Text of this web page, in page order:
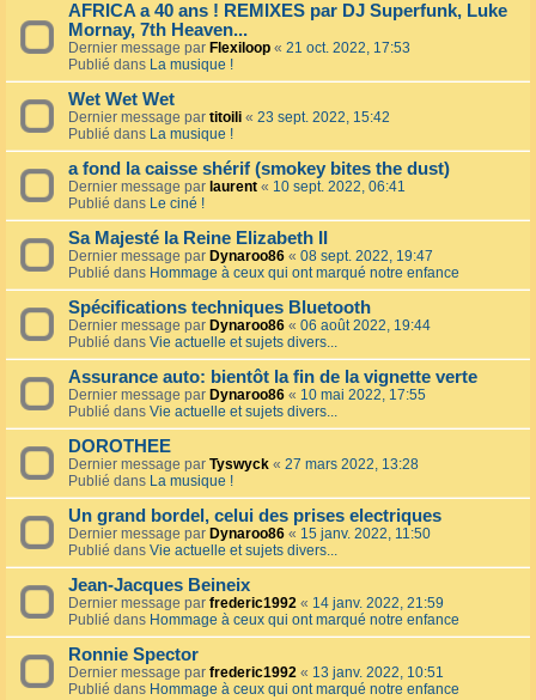
AFRICA a 40 ans ! REMIXES par DJ Superfunk, Luke
Mornay, 7th Heaven...
Dernier message par Flexiloop « 21 oct. 2022, 17:53
Publié dans La musique !
Wet Wet Wet
Dernier message par titoili « 23 sept. 2022, 15:42
Publié dans La musique !
a fond la caisse shérif (smokey bites the dust)
Dernier message par laurent « 10 sept. 2022, 06:41
Publié dans Le ciné !
Sa Majesté la Reine Elizabeth II
Dernier message par Dynaroo86 « 08 sept. 2022, 19:47
Publié dans Hommage à ceux qui ont marqué notre enfance
Spécifications techniques Bluetooth
Dernier message par Dynaroo86 « 06 août 2022, 19:44
Publié dans Vie actuelle et sujets divers...
Assurance auto: bientôt la fin de la vignette verte
Dernier message par Dynaroo86 « 10 mai 2022, 17:55
Publié dans Vie actuelle et sujets divers...
DOROTHEE
Dernier message par Tyswyck « 27 mars 2022, 13:28
Publié dans La musique !
Un grand bordel, celui des prises electriques
Dernier message par Dynaroo86 « 15 janv. 2022, 11:50
Publié dans Vie actuelle et sujets divers...
Jean-Jacques Beineix
Dernier message par frederic1992 « 14 janv. 2022, 21:59
Publié dans Hommage à ceux qui ont marqué notre enfance
Ronnie Spector
Dernier message par frederic1992 « 13 janv. 2022, 10:51
Publié dans Hommage à ceux qui ont marqué notre enfance